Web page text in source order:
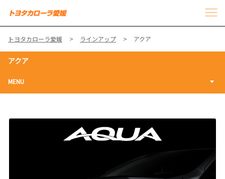
トヨタカローラ愛媛 ラインアップ アクア
アクア
MENU